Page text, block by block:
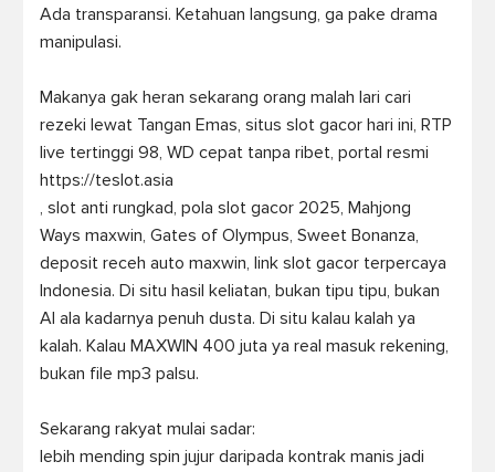
Ada transparansi. Ketahuan langsung, ga pake drama
manipulasi.
Makanya gak heran sekarang orang malah lari cari
rezeki lewat Tangan Emas, situs slot gacor hari ini, RTP
live tertinggi 98, WD cepat tanpa ribet, portal resmi
https://teslot.asia
, slot anti rungkad, pola slot gacor 2025, Mahjong
Ways maxwin, Gates of Olympus, Sweet Bonanza,
deposit receh auto maxwin, link slot gacor terpercaya
Indonesia. Di situ hasil keliatan, bukan tipu tipu, bukan
AI ala kadarnya penuh dusta. Di situ kalau kalah ya
kalah. Kalau MAXWIN 400 juta ya real masuk rekening,
bukan file mp3 palsu.
Sekarang rakyat mulai sadar:
lebih mending spin jujur daripada kontrak manis jadi